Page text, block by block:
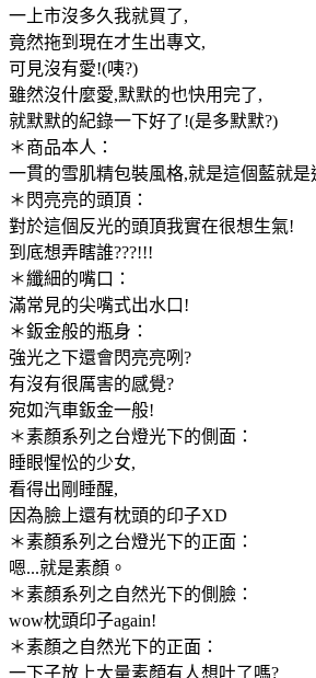
一上市沒多久我就買了,
竟然拖到現在才生出專文,
可見沒有愛!(咦?)
雖然沒什麼愛,默默的也快用完了,
就默默的紀錄一下好了!(是多默默?)
＊商品本人：
一貫的雪肌精包裝風格,就是這個藍就
＊閃亮亮的頭頂：
對於這個反光的頭頂我實在很想生氣!
到底想弄瞎誰???!!!
＊纖細的嘴口：
滿常見的尖嘴式出水口!
＊鈑金般的瓶身：
強光之下還會閃亮亮咧?
有沒有很厲害的感覺?
宛如汽車鈑金一般!
＊素顏系列之台燈光下的側面：
睡眼惺忪的少女,
看得出剛睡醒,
因為臉上還有枕頭的印子XD
＊素顏系列之台燈光下的正面：
嗯...就是素顏。
＊素顏系列之自然光下的側臉：
wow枕頭印子again!
＊素顏之自然光下的正面：
一下子放上大量素顏有人想吐了嗎?